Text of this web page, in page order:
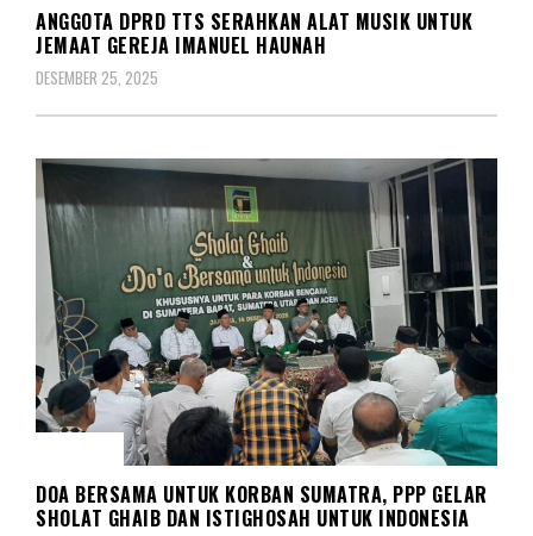
ANGGOTA DPRD TTS SERAHKAN ALAT MUSIK UNTUK
JEMAAT GEREJA IMANUEL HAUNAH
DESEMBER 25, 2025
DOA BERSAMA UNTUK KORBAN SUMATRA, PPP GELAR
SHOLAT GHAIB DAN ISTIGHOSAH UNTUK INDONESIA